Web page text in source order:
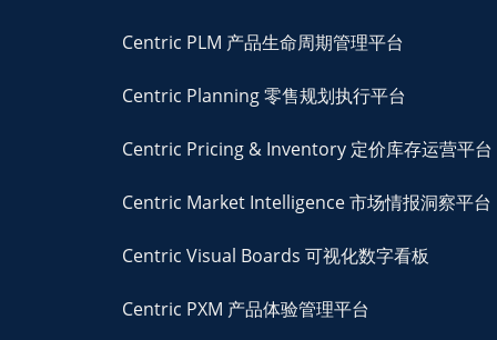
Centric PLM 产品生命周期管理平台
Centric Planning 零售规划执行平台
Centric Pricing & Inventory 定价库存运营平台
Centric Market Intelligence 市场情报洞察平台
Centric Visual Boards 可视化数字看板
Centric PXM 产品体验管理平台